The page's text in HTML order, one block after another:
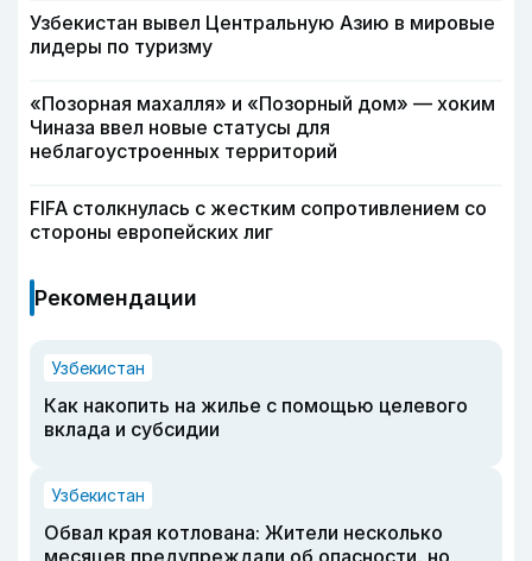
Узбекистан вывел Центральную Азию в мировые
лидеры по туризму
«Позорная махалля» и «Позорный дом» — хоким
Чиназа ввел новые статусы для
неблагоустроенных территорий
FIFA столкнулась с жестким сопротивлением со
стороны европейских лиг
Рекомендации
Узбекистан
Как накопить на жилье с помощью целевого
вклада и субсидии
Узбекистан
Обвал края котлована: Жители несколько
месяцев предупреждали об опасности, но